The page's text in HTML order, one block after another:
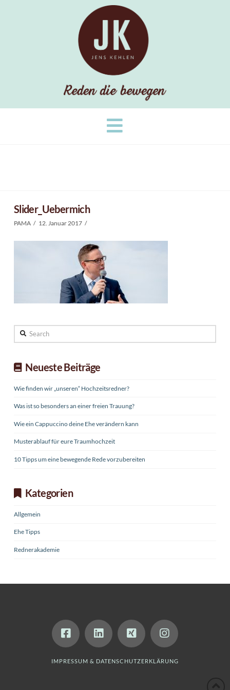
Navigation
Slider_Uebermich
PAMA 12. Januar 2017
Search
Neueste Beiträge
Wie finden wir „unseren“ Hochzeitsredner?
Was ist so besonders an einer freien Trauung?
Wie ein Cappuccino deine Ehe verändern kann
Musterablauf für eure Traumhochzeit
10 Tipps um eine bewegende Rede vorzubereiten
Kategorien
Allgemein
Ehe Tipps
Rednerakademie
IMPRESSUM & DATENSCHUTZERKLÄRUNG